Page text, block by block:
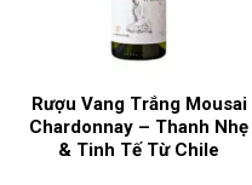
Rượu Vang Trắng Mousai
Chardonnay – Thanh Nhẹ
& Tinh Tế Từ Chile